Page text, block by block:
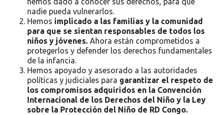
nadie pueda vulnerarlos.
Hemos implicado a las familias y la comunidad
para que se sientan responsables de todos los
niños y jóvenes. Ahora están comprometidos a
protegerlos y defender los derechos fundamentales
de la infancia.
Hemos apoyado y asesorado a las autoridades
políticas y judiciales para garantizar el respeto de
los compromisos adquiridos en la Convención
Internacional de los Derechos del Niño y la Ley
sobre la Protección del Niño de RD Congo.